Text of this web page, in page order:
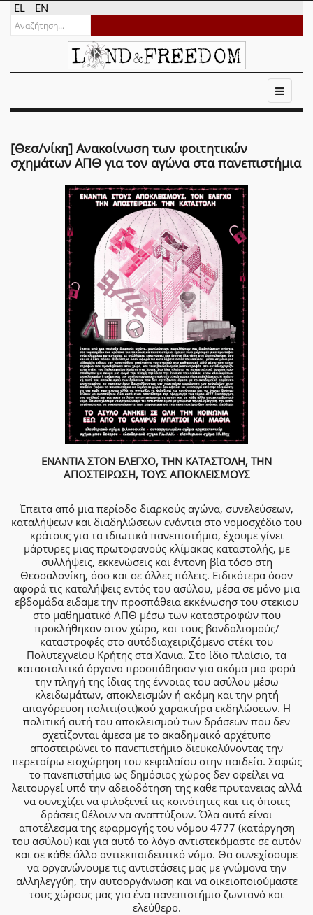
EL EN
[Θεσ/νίκη] Ανακοίνωση των φοιτητικών
σχημάτων ΑΠΘ για τον αγώνα στα πανεπιστήμια
ΕΝΑΝΤΙΑ ΣΤΟΝ ΕΛΕΓΧΟ, ΤΗΝ ΚΑΤΑΣΤΟΛΗ, ΤΗΝ
ΑΠΟΣΤΕΙΡΩΣΗ, ΤΟΥΣ ΑΠΟΚΛΕΙΣΜΟΥΣ
Έπειτα από μια περίοδο διαρκούς αγώνα, συνελεύσεων,
καταλήψεων και διαδηλώσεων ενάντια στο νομοσχέδιο του
κράτους για τα ιδιωτικά πανεπιστήμια, έχουμε γίνει
μάρτυρες μιας πρωτοφανούς κλίμακας καταστολής, με
συλλήψεις, εκκενώσεις και έντονη βία τόσο στη
Θεσσαλονίκη, όσο και σε άλλες πόλεις. Ειδικότερα όσον
αφορά τις καταλήψεις εντός του ασύλου, μέσα σε μόνο μια
εβδομάδα ειδαμε την προσπάθεια εκκένωσησ του στεκιου
στο μαθηματικό ΑΠΘ μέσω των καταστροφών που
προκλήθηκαν στον χώρο, και τους βανδαλισμούς/
καταστροφές στο αυτόδιαχειριζόμενο στέκι του
Πολυτεχνείου Κρήτης στα Χανια. Στο ίδιο πλαίσιο, τα
κατασταλτικά όργανα προσπάθησαν για ακόμα μια φορά
την πληγή της ίδιας της έννοιας του ασύλου μέσω
κλειδωμάτων, αποκλεισμών ή ακόμη και την ρητή
απαγόρευση πολιτι(στι)κού χαρακτήρα εκδηλώσεων. Η
πολιτική αυτή του αποκλεισμού των δράσεων που δεν
σχετίζονται άμεσα με το ακαδημαϊκό αρχέτυπο
αποστειρώνει το πανεπιστήμιο διευκολύνοντας την
περεταίρω εισχώρηση του κεφαλαίου στην παιδεία. Σαφώς
το πανεπιστήμιο ως δημόσιος χώρος δεν οφείλει να
λειτουργεί υπό την αδειοδότηση της καθε πρυτανειας αλλά
να συνεχίζει να φιλοξενεί τις κοινότητες και τις όποιες
δράσεις θέλουν να αναπτύξουν. Όλα αυτά είναι
αποτέλεσμα της εφαρμογής του νόμου 4777 (κατάργηση
του ασύλου) και για αυτό το λόγο αντιστεκόμαστε σε αυτόν
και σε κάθε άλλο αντιεκπαιδευτικό νόμο. Θα συνεχίσουμε
να οργανώνουμε τις αντιστάσεις μας με γνώμονα την
αλληλεγγύη, την αυτοοργάνωση και να οικειοποιούμαστε
τους χώρους μας για ένα πανεπιστήμιο ζωντανό και
ελεύθερο.